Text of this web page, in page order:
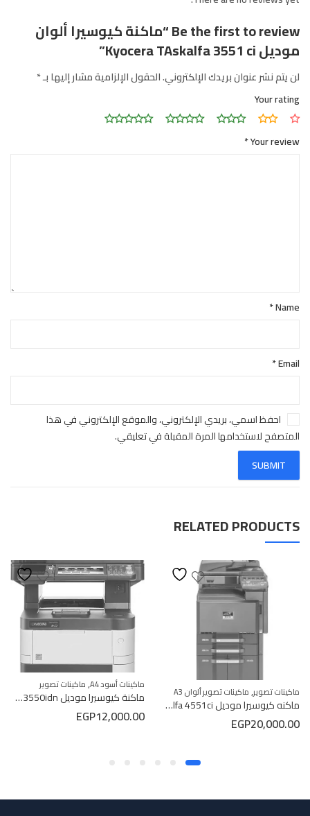
Be the first to review “ماكنة كيوسيرا ألوان
موديل Kyocera TAskalfa 3551 ci”
لن يتم نشر عنوان بريدك الإلكتروني.الحقول الإلزامية مشار إليها بـ*
Your rating
Your review
*
Name
*
Email
*
احفظ اسمي، بريدي الإلكتروني، والموقع الإلكتروني في هذا
المتصفح لاستخدامها المرة المقبلة في تعليقي.
RELATED PRODUCTS
ماكينات تصوير, ماكينات تصوير ألوان A3
ماكنه كيوسيرا موديل Kyocera TAskalfa 4551ci
EGP20,000.00
ماكينات أسود A4 , ماكينات تصوير
ماكنة كيوسيرا موديل Kyocera m3550idn
EGP12,000.00